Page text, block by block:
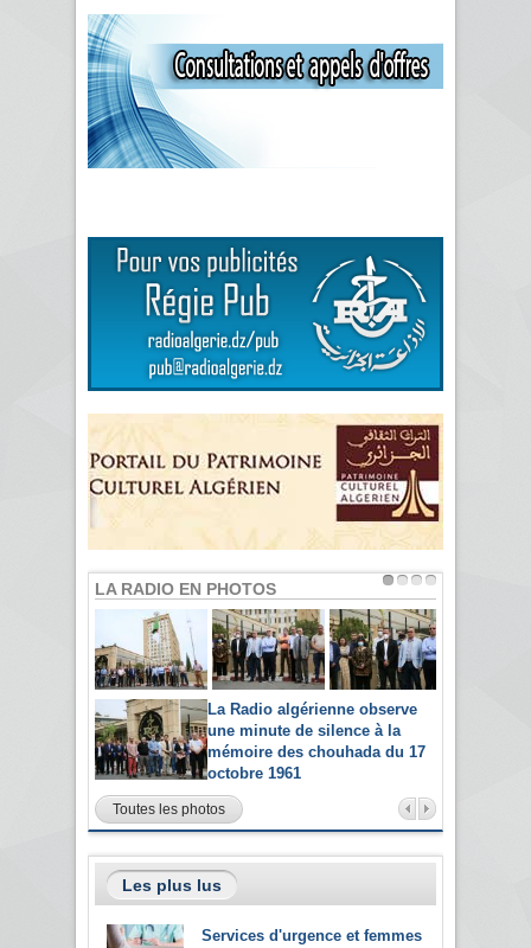
LA RADIO EN PHOTOS
La Radio algérienne observe
une minute de silence à la
mémoire des chouhada du 17
octobre 1961
Toutes les photos
Les plus lus
Services d'urgence et femmes